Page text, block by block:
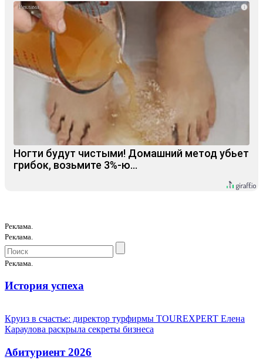
i
Ногти будут чистыми! Домашний метод убьет
грибок, возьмите 3%-ю…
Реклама.
Реклама.
Реклама.
История успеха
Круиз в счастье: директор турфирмы TOUREXPERT Елена
Караулова раскрыла секреты бизнеса
Абитуриент 2026